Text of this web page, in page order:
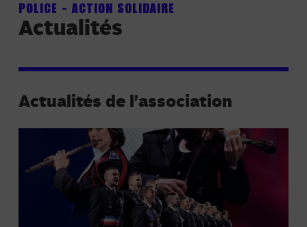
POLICE - ACTION SOLIDAIRE
Actualités
Actualités de l'association